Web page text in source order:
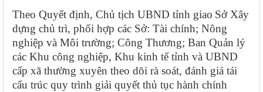
Theo Quyết định, Chủ tịch UBND tỉnh giao Sở Xây
dựng chủ trì, phối hợp các Sở: Tài chính; Nông
nghiệp và Môi trường; Công Thương; Ban Quản lý
các Khu công nghiệp, Khu kinh tế tỉnh và UBND
cấp xã thường xuyên theo dõi rà soát, đánh giá tái
cấu trúc quy trình giải quyết thủ tục hành chính